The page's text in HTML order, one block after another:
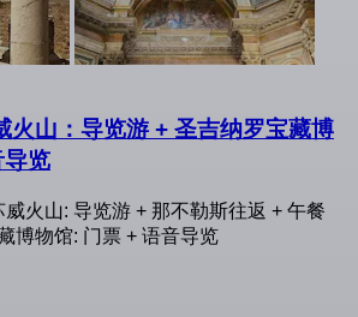
火山：导览游 + 圣吉纳罗宝藏博
览
威火山: 导览游 + 那不勒斯往返 + 午餐
博物馆: 门票 + 语音导览